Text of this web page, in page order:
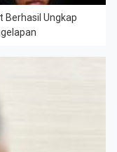
Berhasil Ungkap